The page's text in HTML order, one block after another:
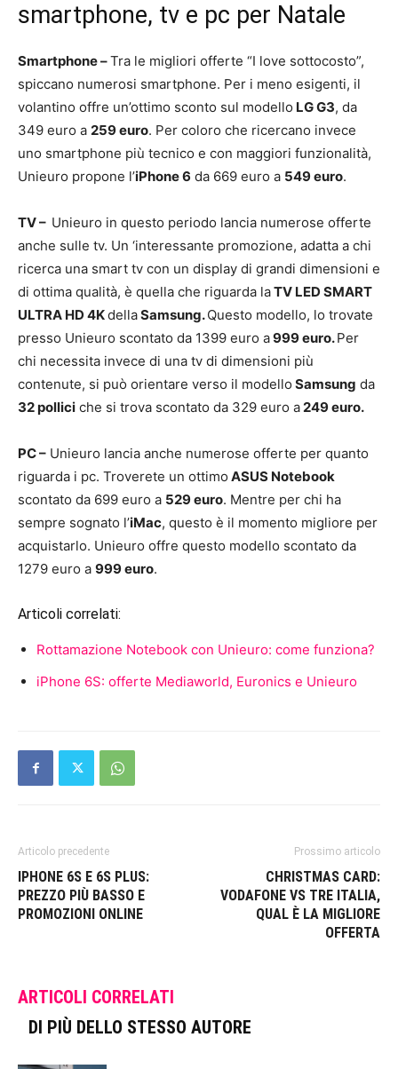
smartphone, tv e pc per Natale
Smartphone –Tra le migliori offerte “I love sottocosto”,
spiccano numerosi smartphone. Per i meno esigenti, il
volantino offre un’ottimo sconto sul modello LG G3, da
349 euro a 259 euro. Per coloro che ricercano invece
uno smartphone più tecnico e con maggiori funzionalità,
Unieuro propone l’iPhone 6 da 669 euro a 549 euro.
TV – Unieuro in questo periodo lancia numerose offerte
anche sulle tv. Un ‘interessante promozione, adatta a chi
ricerca una smart tv con un display di grandi dimensioni e
di ottima qualità, è quella che riguarda laTV LED SMART
ULTRA HD 4KdellaSamsung.Questo modello, lo trovate
presso Unieuro scontato da 1399 euro a999 euro.Per
chi necessita invece di una tv di dimensioni più
contenute, si può orientare verso il modello Samsung da
32 pollici che si trova scontato da 329 euro a249 euro.
PC – Unieuro lancia anche numerose offerte per quanto
riguarda i pc. Troverete un ottimo ASUS Notebook
scontato da 699 euro a 529 euro. Mentre per chi ha
sempre sognato l’iMac, questo è il momento migliore per
acquistarlo. Unieuro offre questo modello scontato da
1279 euro a 999 euro.
Articoli correlati:
Rottamazione Notebook con Unieuro: come funziona?
iPhone 6S: offerte Mediaworld, Euronics e Unieuro
Articolo precedente
IPHONE 6S E 6S PLUS:
PREZZO PIÙ BASSO E
PROMOZIONI ONLINE
Prossimo articolo
CHRISTMAS CARD:
VODAFONE VS TRE ITALIA,
QUAL È LA MIGLIORE
OFFERTA
ARTICOLI CORRELATI
DI PIÙ DELLO STESSO AUTORE